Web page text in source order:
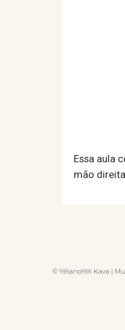
Essa aula
mão
© %%ano%% Kava |